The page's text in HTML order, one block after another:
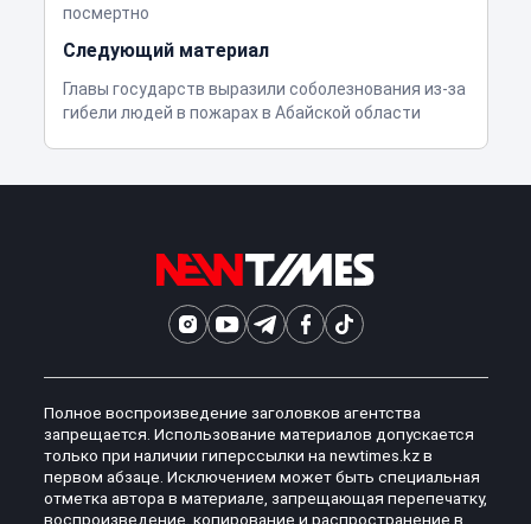
посмертно
Следующий материал
Главы государств выразили соболезнования из-за
гибели людей в пожарах в Абайской области
Полное воспроизведение заголовков агентства
запрещается. Использование материалов допускается
только при наличии гиперссылки на newtimes.kz в
первом абзаце. Исключением может быть специальная
отметка автора в материале, запрещающая перепечатку,
воспроизведение, копирование и распространение в